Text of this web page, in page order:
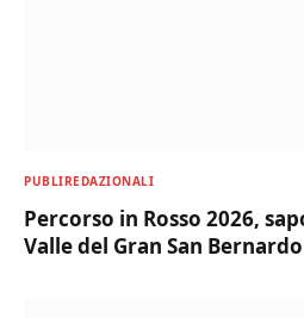
PUBLIREDAZIONALI
Percorso in Rosso 2026,
Valle del Gran San Bernardo